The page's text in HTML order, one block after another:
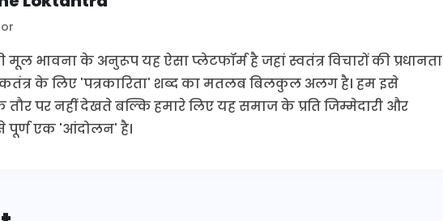
मूल भावना के अनुरूप यह ऐसा प्लेटफॉर्म है जहां स्वतंत्र विचारों की प्रधानता
के लिए 'पत्रकारिता' शब्द का मतलब बिलकुल अलग है। हम इसे
तौर पर नहीं देखते बल्कि हमारे लिए यह समाज के प्रति जिम्मेदारी और
पूर्ण एक 'आंदोलन' है।